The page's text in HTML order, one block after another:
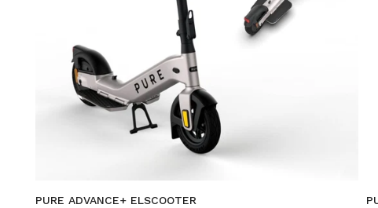
PURE ADVANCE+ ELSCOOTER